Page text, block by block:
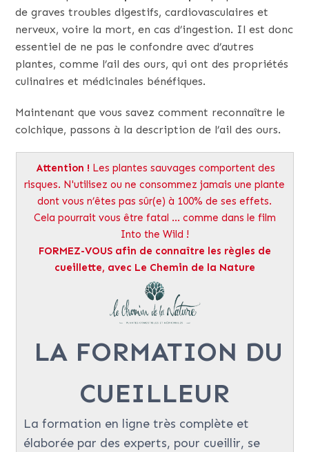
de graves troubles digestifs, cardiovasculaires et
nerveux, voire la mort, en cas d’ingestion. Il est donc
essentiel de ne pas le confondre avec d’autres
plantes, comme l’ail des ours, qui ont des propriétés
culinaires et médicinales bénéfiques.
Maintenant que vous savez comment reconnaître le
colchique, passons à la description de l’ail des ours.
Attention ! Les plantes sauvages comportent des
risques. N'utilisez ou ne consommez jamais une plante
dont vous n’êtes pas sûr(e) à 100% de ses effets.
Cela pourrait vous être fatal ... comme dans le film
Into the Wild !
FORMEZ-VOUSafin de connaître les règles de
cueillette, avec Le Chemin de la Nature
LA FORMATION DU
CUEILLEUR
La formation en ligne très complète et
élaborée par des experts, pour cueillir, se